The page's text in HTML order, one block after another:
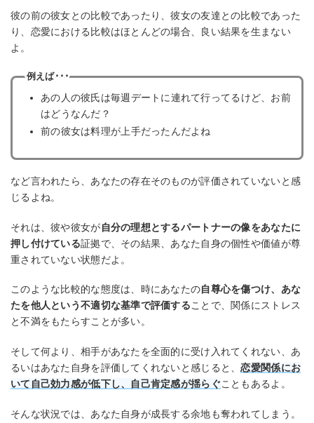
彼の前の彼女との比較であったり、彼女の友達との比較であった
り、恋愛における比較はほとんどの場合、良い結果を生まない
よ。
例えば･･･
あの人の彼氏は毎週デートに連れて行ってるけど、お前
はどうなんだ？
前の彼女は料理が上手だったんだよね
など言われたら、あなたの存在そのものが評価されていないと感
じるよね。
それは、彼や彼女が自分の理想とするパートナーの像をあなたに
押し付けている証拠で、その結果、あなた自身の個性や価値が尊
重されていない状態だよ。
このような比較的な態度は、時にあなたの自尊心を傷つけ、あな
たを他人という不適切な基準で評価することで、関係にストレス
と不満をもたらすことが多い。
そして何より、相手があなたを全面的に受け入れてくれない、あ
るいはあなた自身を評価してくれないと感じると、恋愛関係にお
いて自己効力感が低下し、自己肯定感が揺らぐこともあるよ。
そんな状況では、あなた自身が成長する余地も奪われてしまう。